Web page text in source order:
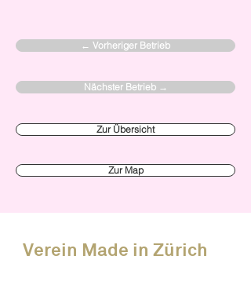
← Vorheriger Betrieb
Nächster Betrieb →
Zur Übersicht
Zur Map
Verein Made in Zürich